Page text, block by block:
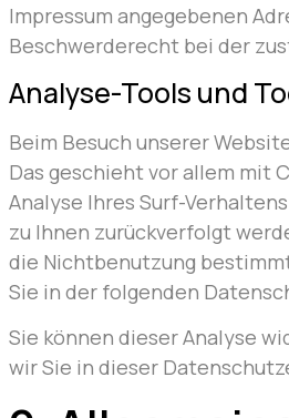
Impressum angegebenen
Beschwerderecht bei der
Analyse-Tools und
Beim Besuch unserer
Das geschieht vor allem mit
Analyse Ihres Surf-
zu Ihnen zurückverfolgt
die Nichtbenutzung
Sie in der folgenden
Sie können dieser Analyse
wir Sie in dieser